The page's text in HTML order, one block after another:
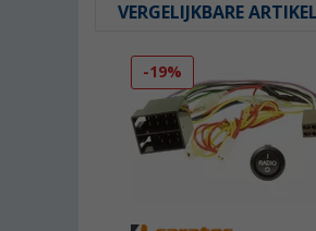
VERGELIJKBARE
-19%